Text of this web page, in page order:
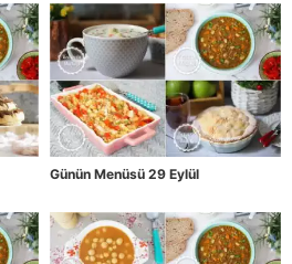
Günün Menüsü 29 Eylül